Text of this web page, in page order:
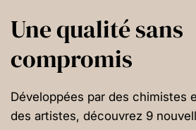
Une qualité sans
compromis
Développées par des chimistes
des artistes, découvrez 9